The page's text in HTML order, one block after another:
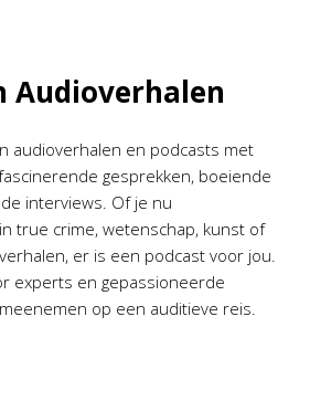
Audioverhalen
audioverhalen en podcasts met
gesprekken, boeiende
interviews. Of je nu
true crime, wetenschap, kunst of
er is een podcast voor jou.
experts en gepassioneerde
op een auditieve reis.